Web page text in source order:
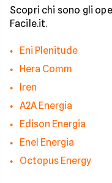
Scopri chi sono gli
Facile.it.
Eni Plenitude
Hera Comm
Iren
A2A Energia
Edison Energia
Enel Energia
Octopus Energy